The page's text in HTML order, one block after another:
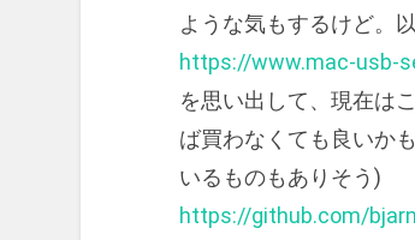
ような気もするけど。
https://www.mac-usb-
を思い出して、現在は
ば買わなくても良いか
いるものもありそう)
https://github.com/